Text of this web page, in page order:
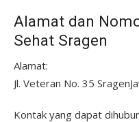
Alamat dan
Sehat Sragen
Alamat:
Jl. Veteran No. 35
Kontak yang dapat